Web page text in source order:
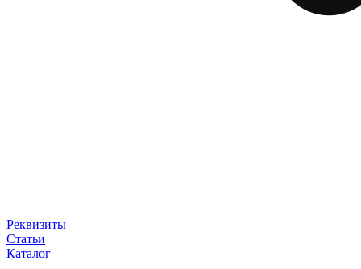
Реквизиты
Статьи
Каталог